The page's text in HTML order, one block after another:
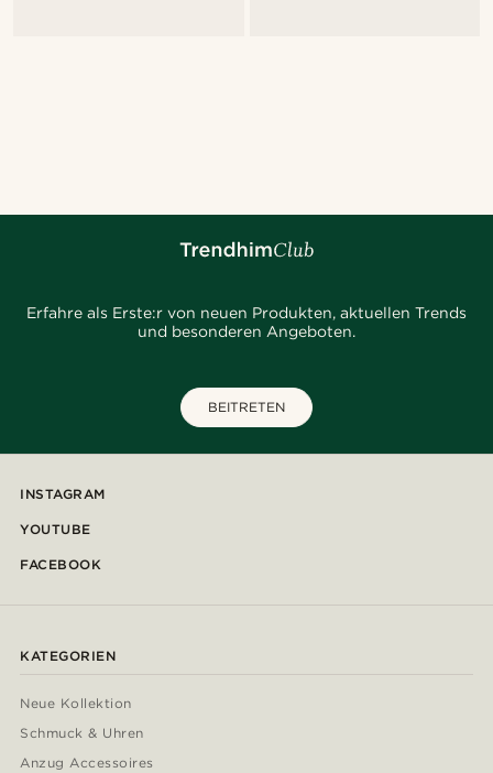
Erfahre als Erste:r von neuen Produkten, aktuellen Trends
und besonderen Angeboten.
BEITRETEN
INSTAGRAM
YOUTUBE
FACEBOOK
KATEGORIEN
Neue Kollektion
Schmuck & Uhren
Anzug Accessoires